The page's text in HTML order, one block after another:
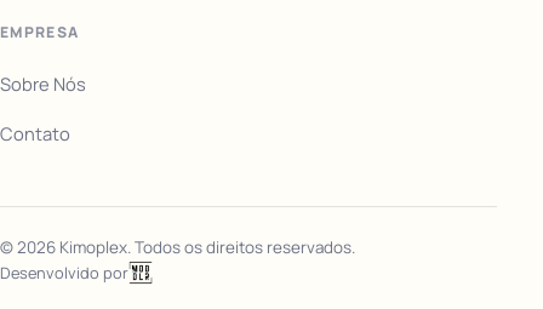
EMPRESA
Sobre Nós
Contato
©2026 Kimoplex. Todos os direitos reservados.
Desenvolvido por